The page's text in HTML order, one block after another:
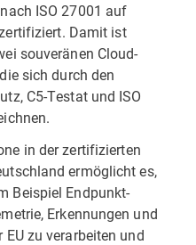
ISO 27001 auf
Damit ist
souveränen Cloud-
sich durch den
C5-Testat und ISO
in der zertifizierten
ermöglicht es,
Beispiel Endpunkt-
Erkennungen und
zu verarbeiten und